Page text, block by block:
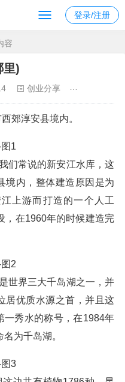
登录/注册
容
里)
创业分享
郊淳安县境内。
们常说的新安江水库，这
境内，整体建造原因是为
上游而打造的一个人工
，在1960年的时候建造完
世界三大千岛湖之一，并
居优质水源之首，并且这
一秀水的称号，在1984年
为千岛湖。